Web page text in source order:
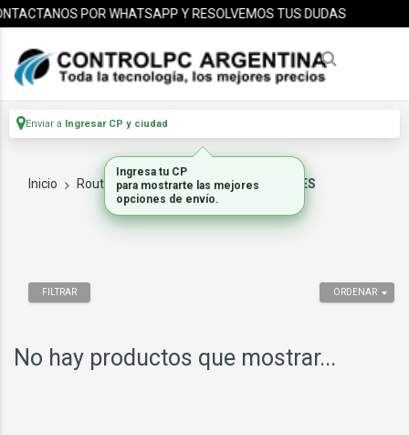
POR WHATSAPP Y RESOLVEMOS TUS DUDAS
Enviar a Ingresar CP y ciudad
Inicio Routers Switches PLACAS SWITCHES
ORDENAR
FILTRAR
No hay productos que mostrar...
Ingresa tu CP
para mostrarte las mejores
opciones de envío.